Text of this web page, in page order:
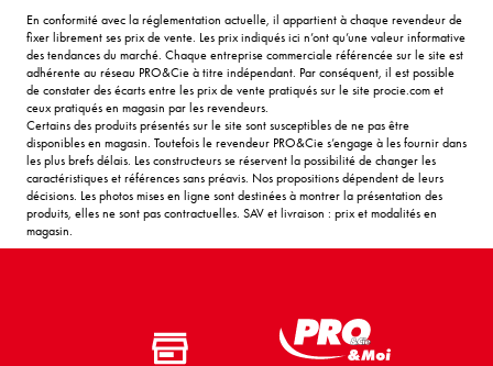
En conformité avec la réglementation actuelle, il appartient à chaque revendeur de
fixer librement ses prix de vente. Les prix indiqués ici n’ont qu’une valeur informative
des tendances du marché. Chaque entreprise commerciale référencée sur le site est
adhérente au réseau PRO&Cie à titre indépendant. Par conséquent, il est possible
de constater des écarts entre les prix de vente pratiqués sur le site procie.com et
ceux pratiqués en magasin par les revendeurs.
Certains des produits présentés sur le site sont susceptibles de ne pas être
disponibles en magasin. Toutefois le revendeur PRO&Cie s’engage à les fournir dans
les plus brefs délais. Les constructeurs se réservent la possibilité de changer les
caractéristiques et références sans préavis. Nos propositions dépendent de leurs
décisions. Les photos mises en ligne sont destinées à montrer la présentation des
produits, elles ne sont pas contractuelles. SAV et livraison : prix et modalités en
magasin.